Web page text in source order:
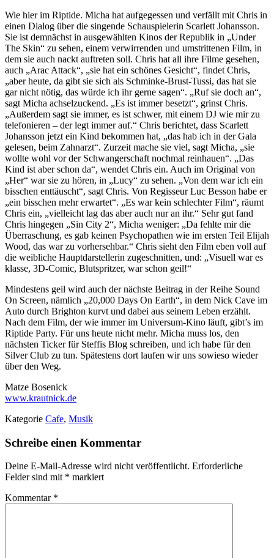
Wie hier im Riptide. Micha hat aufgegessen und verfällt mit Chris in
einen Dialog über die singende Schauspielerin Scarlett Johansson.
Sie ist demnächst in ausgewählten Kinos der Republik in „Under
The Skin“ zu sehen, einem verwirrenden und umstrittenen Film, in
dem sie auch nackt auftreten soll. Chris hat all ihre Filme gesehen,
auch „Arac Attack“, „sie hat ein schönes Gesicht“, findet Chris,
„aber heute, da gibt sie sich als Schminke-Brust-Tussi, das hat sie
gar nicht nötig, das würde ich ihr gerne sagen“. „Ruf sie doch an“,
sagt Micha achselzuckend. „Es ist immer besetzt“, grinst Chris.
„Außerdem sagt sie immer, es ist schwer, mit einem DJ wie mir zu
telefonieren – der legt immer auf.“ Chris berichtet, dass Scarlett
Johansson jetzt ein Kind bekommen hat, „das hab ich in der Gala
gelesen, beim Zahnarzt“. Zurzeit mache sie viel, sagt Micha, „sie
wollte wohl vor der Schwangerschaft nochmal reinhauen“. „Das
Kind ist aber schon da“, wendet Chris ein. Auch im Original von
„Her“ war sie zu hören, in „Lucy“ zu sehen. „Von dem war ich ein
bisschen enttäuscht“, sagt Chris. Von Regisseur Luc Besson habe er
„ein bisschen mehr erwartet“. „Es war kein schlechter Film“, räumt
Chris ein, „vielleicht lag das aber auch nur an ihr.“ Sehr gut fand
Chris hingegen „Sin City 2“, Micha weniger: „Da fehlte mir die
Überraschung, es gab keinen Psychopathen wie im ersten Teil Elijah
Wood, das war zu vorhersehbar.“ Chris sieht den Film eben voll auf
die weibliche Hauptdarstellerin zugeschnitten, und: „Visuell war es
klasse, 3D-Comic, Blutspritzer, war schon geil!“
Mindestens geil wird auch der nächste Beitrag in der Reihe Sound
On Screen, nämlich „20,000 Days On Earth“, in dem Nick Cave im
Auto durch Brighton kurvt und dabei aus seinem Leben erzählt.
Nach dem Film, der wie immer im Universum-Kino läuft, gibt’s im
Riptide Party. Für uns heute nicht mehr. Micha muss los, den
nächsten Ticker für Steffis Blog schreiben, und ich habe für den
Silver Club zu tun. Spätestens dort laufen wir uns sowieso wieder
über den Weg.
Matze Bosenick
www.krautnick.de
Kategorie Cafe, Musik
Schreibe einen Kommentar
Deine E-Mail-Adresse wird nicht veröffentlicht. Erforderliche
Felder sind mit * markiert
Kommentar *